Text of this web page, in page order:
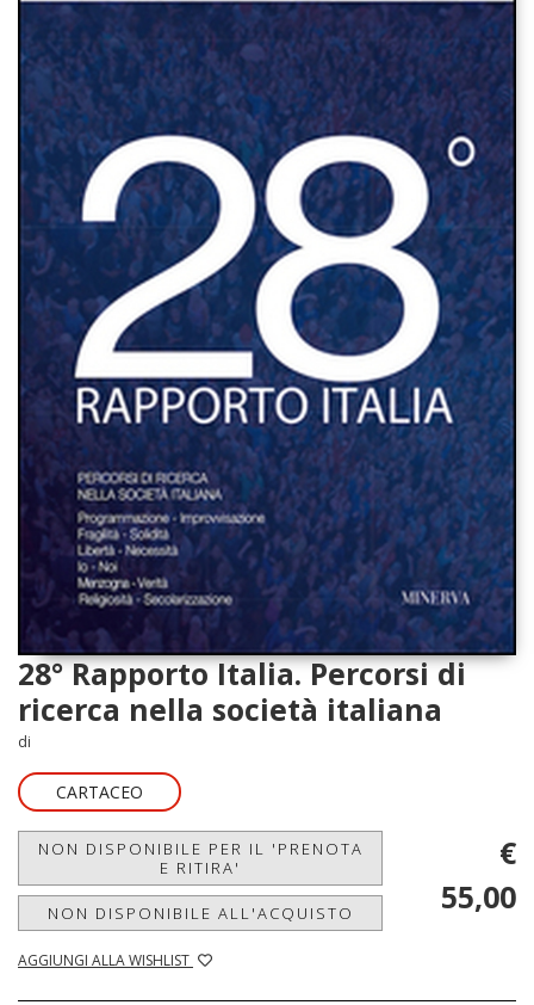
28° Rapporto Italia. Percorsi di
ricerca nella società italiana
di
CARTACEO
NON DISPONIBILE PER IL 'PRENOTA
E RITIRA'
NON DISPONIBILE ALL'ACQUISTO
AGGIUNGI ALLA WISHLIST
€
55,00